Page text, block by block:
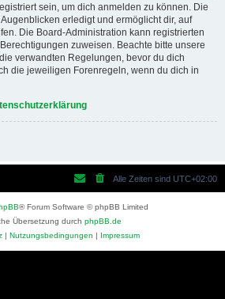
sein, um dich anmelden zu können. Die
erledigt und ermöglicht dir, auf
Die Board-Administration kann registrierten
zuweisen. Beachte bitte unsere
verwandten Regelungen, bevor du dich
die jeweiligen Forenregeln, wenn du dich in
Alle Zeiten sind UTC+02:00
® Forum Software © phpBB Limited
Übersetzung durch phpBB.de
| Nutzungsbedingungen | Impressum